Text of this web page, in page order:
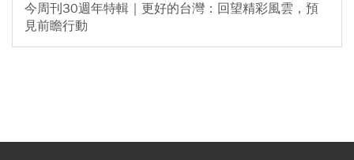
今周刊30週年特輯｜更好的台灣：回望精彩風雲，預
見前瞻行動